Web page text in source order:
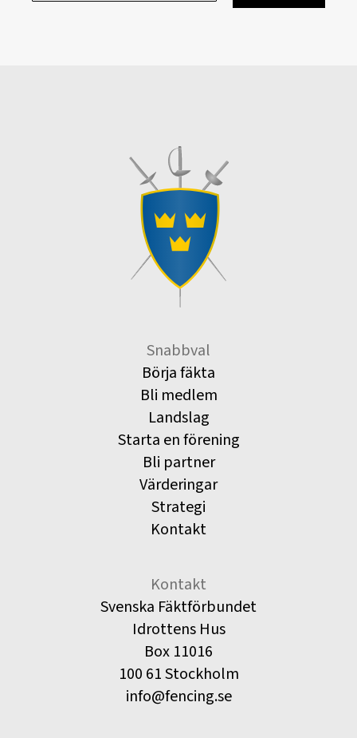
Snabbval
Börja fäkta
Bli medlem
Landslag
Starta en förening
Bli partner
Värderingar
Strategi
Kontakt
Kontakt
Svenska Fäktförbundet
Idrottens Hus
Box 11016
100 61 Stockholm
info@fencing.se